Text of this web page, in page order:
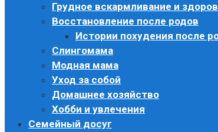
Грудное вскармливание и
Восстановление после родов
Истории похудения после
Слингомама
Модная мама
Уход за собой
Домашнее хозяйство
Хобби и увлечения
Семейный досуг